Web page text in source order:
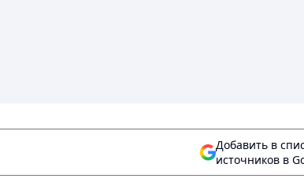
Добавить в
источников в